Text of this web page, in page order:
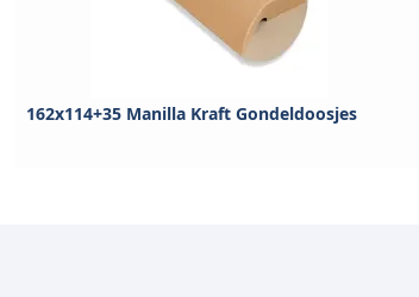
162x114+35 Manilla Kraft Gondeldoosjes